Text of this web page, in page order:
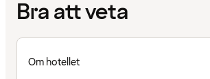
Bra att veta
Om hotellet